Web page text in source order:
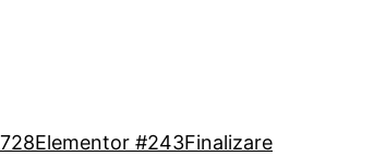
Elementor #243Finalizare